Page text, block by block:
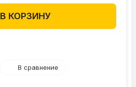
В КОРЗИНУ
В сравнение